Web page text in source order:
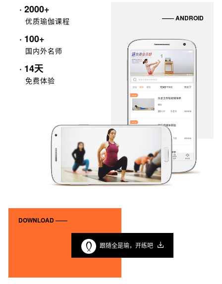
· 2000+
优质瑜伽课程
· 100+
国内外名师
· 14天
免费体验
—— ANDROID
DOWNLOAD ——
跟随全是瑜，开练吧